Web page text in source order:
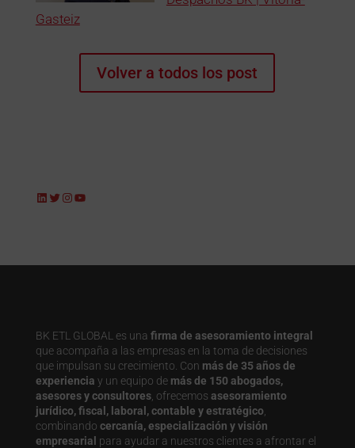
Gasteiz
Volver a todos los post
LinkedIn
Twitter
Instagram
YouTube
BK ETL GLOBAL es una firma de asesoramiento integral
que acompaña a las empresas en la toma de decisiones
que impulsan su crecimiento. Con más de 35 años de
experiencia y un equipo de más de 150 abogados,
asesores y consultores, ofrecemos asesoramiento
jurídico, fiscal, laboral, contable y estratégico
combinando cercanía, especialización y visión
empresarial para ayudar a nuestros clientes a afrontar el